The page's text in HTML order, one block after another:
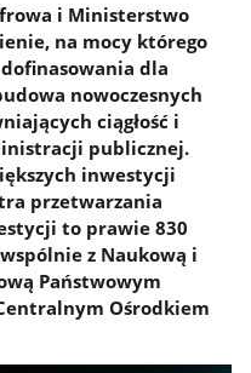
i Ministerstwo
na mocy którego
dla
nowoczesnych
ciągłość i
publicznej.
inwestycji
przetwarzania
to prawie 830
z Naukową i
Państwowym
Ośrodkiem